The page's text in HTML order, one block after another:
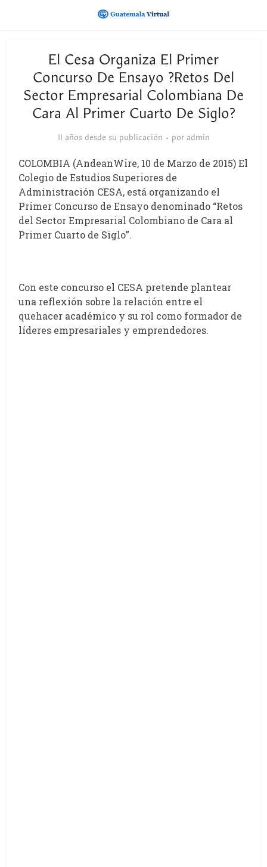
El Cesa Organiza El Primer
Concurso De Ensayo ?Retos Del
Sector Empresarial Colombiana De
Cara Al Primer Cuarto De Siglo?
11 años desde su publicación por admin
COLOMBIA (AndeanWire, 10 de Marzo de 2015) El
Colegio de Estudios Superiores de
Administración CESA, está organizando el
Primer Concurso de Ensayo denominado “Retos
del Sector Empresarial Colombiano de Cara al
Primer Cuarto de Siglo”.
Con este concurso el CESA pretende plantear
una reflexión sobre la relación entre el
quehacer académico y su rol como formador de
líderes empresariales y emprendedores.